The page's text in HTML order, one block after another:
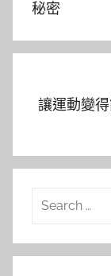
導
覽
秘密
讓運動變
Search